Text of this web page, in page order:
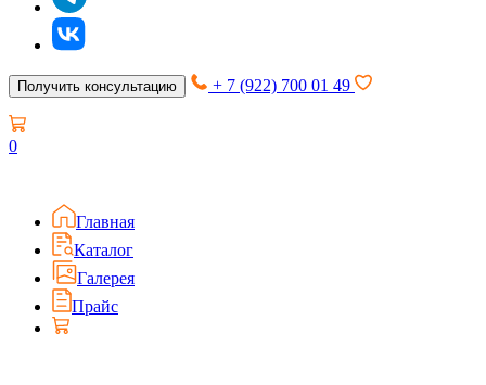
Получить консультацию + 7 (922) 700 01 49
0
Главная
Каталог
Галерея
Прайс